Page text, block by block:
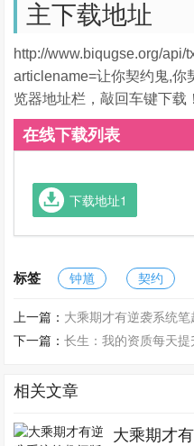
主下载地址
http://www.biqugse.org/
articlename=让你契约鬼,你
览器地址栏，敲回车键下载！
在线下载列表
下载地址1
标签 钟馗 契约
上一篇： 大乘期才有逆袭系统笔
下一篇：长生：我的资质每天
相关文章
大乘期才